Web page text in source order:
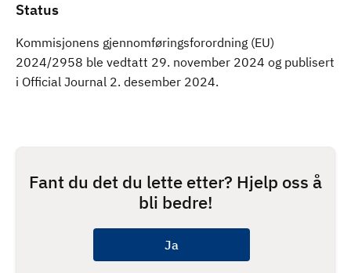
Status
Kommisjonens gjennomføringsforordning (EU)
2024/2958 ble vedtatt 29. november 2024 og publisert
i Official Journal 2. desember 2024.
Fant du det du lette etter? Hjelp oss å
bli bedre!